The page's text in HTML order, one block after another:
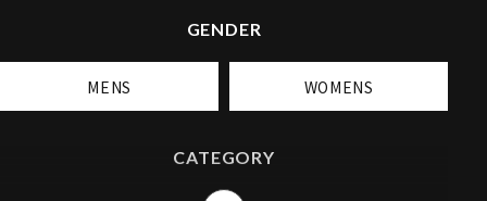
GENDER
MENS WOMENS
CATEGORY